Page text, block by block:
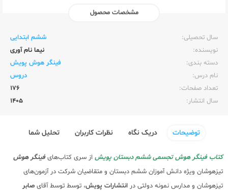
مشخصات محصول
سال تحصیلی:‌
ششم ابتدایی
نویسنده:‌
نیما نام آوری
دسته بندی:
فینگر هوش پویش
نام درس:
دروس
تعداد صفحات:‌
176
سال انتشار:‌
1405
توضیحات دریک نگاه نظرات کاربران تحلیل شما
کتاب فینگر هوش تجسمی ششم دبستان پویش از سری کتاب‌هایفینگر هوش
تیزهوشان ویژه دانش آموزان ششم دبستان و متقاضیان شرکت در آزمون‌های
تیزهوشان و مدارس نمونه دولتی در انتشارات پویش، توسط توسط آقای صابر